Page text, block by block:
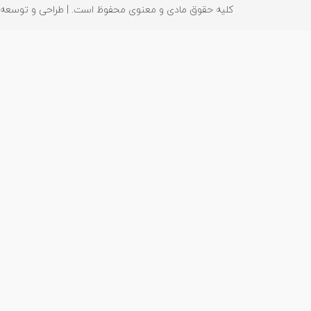
کلیه حقوق مادی و معنوی محفوظ است. | طراحی و توسعه :